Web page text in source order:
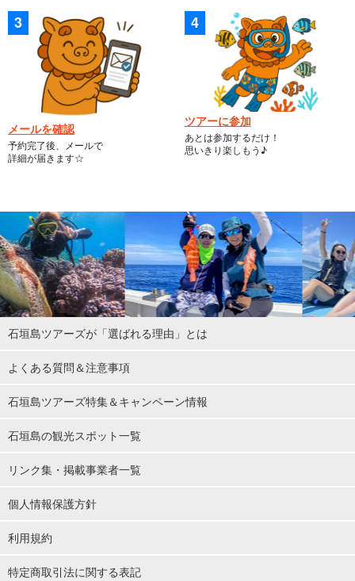
メールを確認
予約完了後、メールで
詳細が届きます☆
ツアーに参加
あとは参加するだけ！
思いきり楽しもう♪
石垣島ツアーズが「選ばれる理由」とは
よくある質問＆注意事項
石垣島ツアーズ特集＆キャンペーン情報
石垣島の観光スポット一覧
リンク集・掲載事業者一覧
個人情報保護方針
利用規約
特定商取引法に関する表記